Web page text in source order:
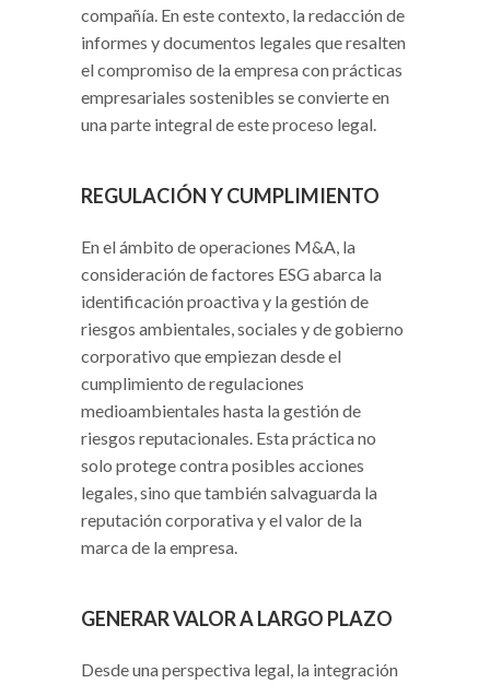
compañía. En este contexto, la redacción de
informes y documentos legales que resalten
el compromiso de la empresa con prácticas
empresariales sostenibles se convierte en
una parte integral de este proceso legal.
REGULACIÓN Y CUMPLIMIENTO
En el ámbito de operaciones M&A, la
consideración de factores ESG abarca la
identificación proactiva y la gestión de
riesgos ambientales, sociales y de gobierno
corporativo que empiezan desde el
cumplimiento de regulaciones
medioambientales hasta la gestión de
riesgos reputacionales. Esta práctica no
solo protege contra posibles acciones
legales, sino que también salvaguarda la
reputación corporativa y el valor de la
marca de la empresa.
GENERAR VALOR A LARGO PLAZO
Desde una perspectiva legal, la integración